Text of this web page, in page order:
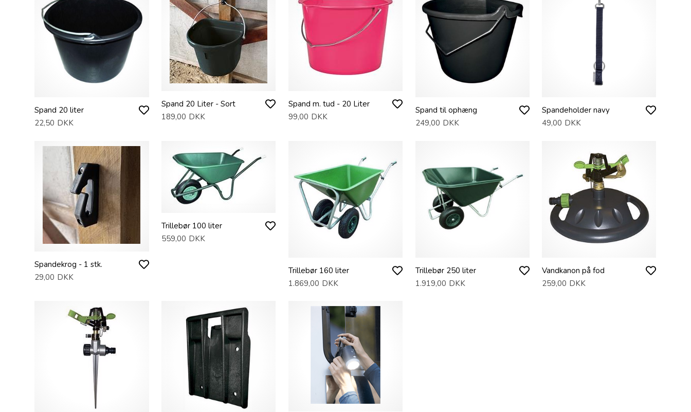
Spand 20 liter
22,50 DKK
Spand 20 Liter - Sort
189,00 DKK
Spand m. tud - 20 Liter
99,00 DKK
Spand til ophæng
249,00 DKK
Spandeholder navy
49,00 DKK
Spandekrog - 1 stk.
29,00 DKK
Trillebør 100 liter
559,00 DKK
Trillebør 160 liter
1.869,00 DKK
Trillebør 250 liter
1.919,00 DKK
Vandkanon på fod
259,00 DKK